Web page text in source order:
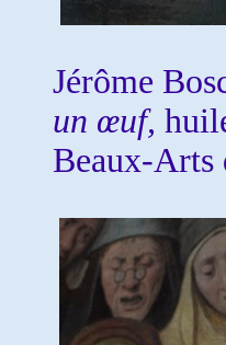
Jérôme
un œuf,
Beaux-